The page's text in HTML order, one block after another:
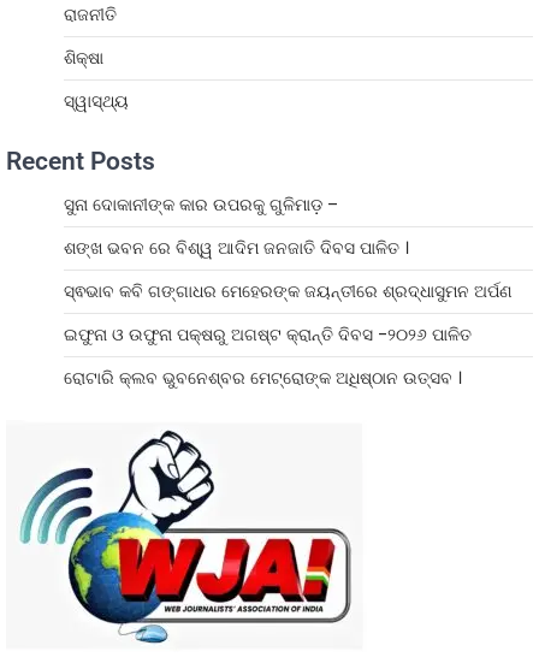
ରାଜନୀତି
ଶିକ୍ଷା
ସ୍ୱାସ୍ଥ୍ୟ
Recent Posts
ସୁନା ଦୋକାନୀଙ୍କ କାର ଉପରକୁ ଗୁଳିମାଡ଼ –
ଶଙ୍ଖ ଭବନ ରେ ବିଶ୍ୱ ଆଦିମ ଜନଜାତି ଦିବସ ପାଳିତ ।
ସ୍ଵଭାବ କବି ଗଙ୍ଗାଧର ମେହେରଙ୍କ ଜୟନ୍ତୀରେ ଶ୍ରଦ୍ଧାସୁମନ ଅର୍ପଣ
ଇଫୁନା ଓ ଉଫୁନା ପକ୍ଷରୁ ଅଗଷ୍ଟ କ୍ରାନ୍ତି ଦିବସ -୨୦୨୬ ପାଳିତ
ରୋଟାରି କ୍ଲବ ଭୁବନେଶ୍ବର ମେଟ୍ରୋଙ୍କ ଅଧିଷ୍ଠାନ ଉତ୍ସବ ।